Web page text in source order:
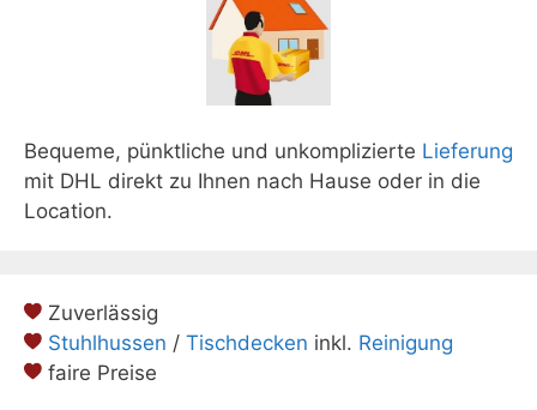
Bequeme, pünktliche und unkomplizierte Lieferung
mit DHL direkt zu Ihnen nach Hause oder in die
Location.
Zuverlässig
Stuhlhussen / Tischdecken inkl. Reinigung
faire Preise